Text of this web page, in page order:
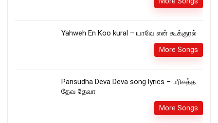
Yahweh En Koo kural – யாவே என் கூக்குரல்
More Songs
Parisudha Deva Deva song lyrics – பரிசுத்த
தேவ தேவா
More Songs